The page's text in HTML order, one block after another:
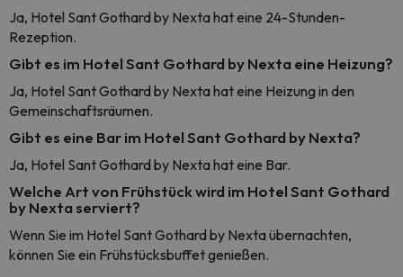
Ja, Hotel Sant Gothard by Nexta hat eine 24-Stunden-
Rezeption.
Gibt es im Hotel Sant Gothard by Nexta eine Heizung?
Ja, Hotel Sant Gothard by Nexta hat eine Heizung in den
Gemeinschaftsräumen.
Gibt es eine Bar im Hotel Sant Gothard by Nexta?
Ja, Hotel Sant Gothard by Nexta hat eine Bar.
Welche Art von Frühstück wird im Hotel Sant Gothard
by Nexta serviert?
Wenn Sie im Hotel Sant Gothard by Nexta übernachten,
können Sie ein Frühstücksbuffet genießen.